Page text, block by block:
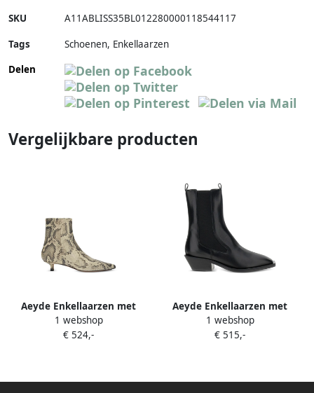
SKU A11ABLISS35BL012280000118544117
Tags
Schoenen, Enkellaarzen
Delen
Vergelijkbare producten
Aeyde Enkellaarzen met
slangenleer-effect Beige
1 webshop
€ 524,-
Aeyde Enkellaarzen met
puntige neus Zwart
1 webshop
€ 515,-